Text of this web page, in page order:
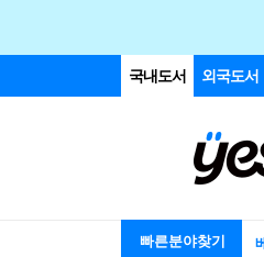
국내도서 외국도서
빠른분야찾기